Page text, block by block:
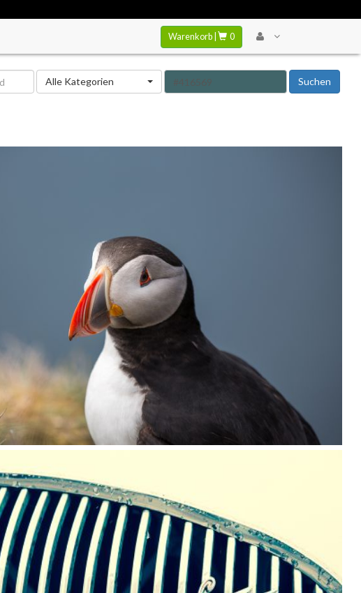
Warenkorb | 0
Kategorie
Alle Kategorien Suchen